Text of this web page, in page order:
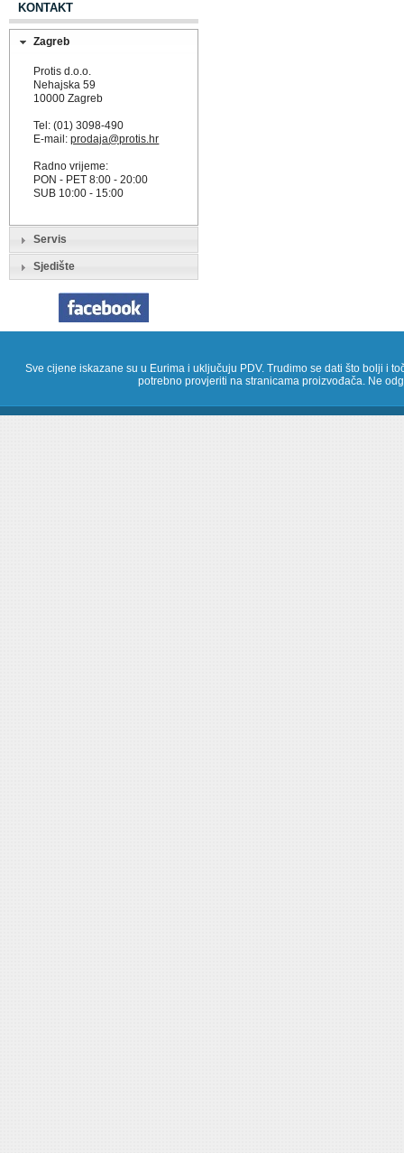
KONTAKT
Zagreb
Protis d.o.o.
Nehajska 59
10000 Zagreb
Tel: (01) 3098-490
E-mail:prodaja@protis.hr
Radno vrijeme:
PON - PET 8:00 - 20:00
SUB 10:00 - 15:00
Servis
Sjedište
Sve cijene iskazane su u Eurima i uključuju PDV. Trudimo se dati što bolji i
potrebno provjeriti na stranicama proizvođača. Ne